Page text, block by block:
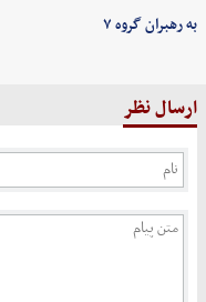
به رهبران گروه ۷
ارسال نظر